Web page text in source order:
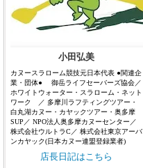
小田弘美
カヌースラローム競技元日本代表 ●関連企
業・団体● 御岳ライフセーバーズ協会／
ホワイトウォーター・スラローム・ネット
ワーク ／ 多摩川ラフティングツアー・
白丸湖カヌー・カヤックツアー・奥多摩
SUP／ NPO法人奥多摩カヌーセンター／
株式会社ウルトラC／ 株式会社東京アーバ
ンカヤック(日本カヌー連盟登録業者)
店長日記はこちら